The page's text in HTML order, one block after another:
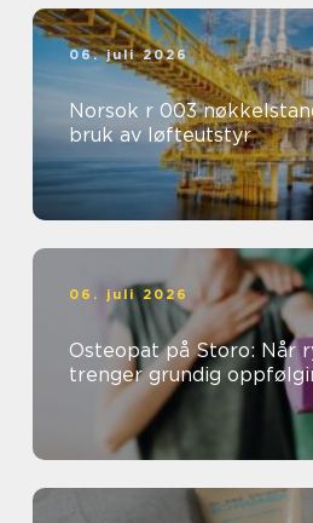
06. juli 2026
Norsok r 003 nøkkelstandarden for trygg
bruk av løfteutstyr
06. juli 2026
Osteopat på Storo: Når
trenger grundig